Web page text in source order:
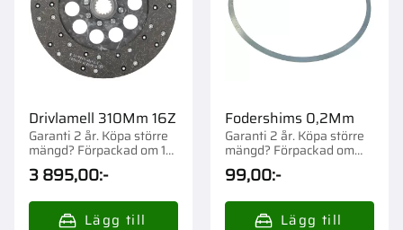
Drivlamell 310Mm 16Z
Garanti 2 år. Köpa större
mängd? Förpackad om 1
st.
3 895,00:-
Fodershims 0,2Mm
Garanti 2 år. Köpa större
mängd? Förpackad om
1/10 st.
99,00:-